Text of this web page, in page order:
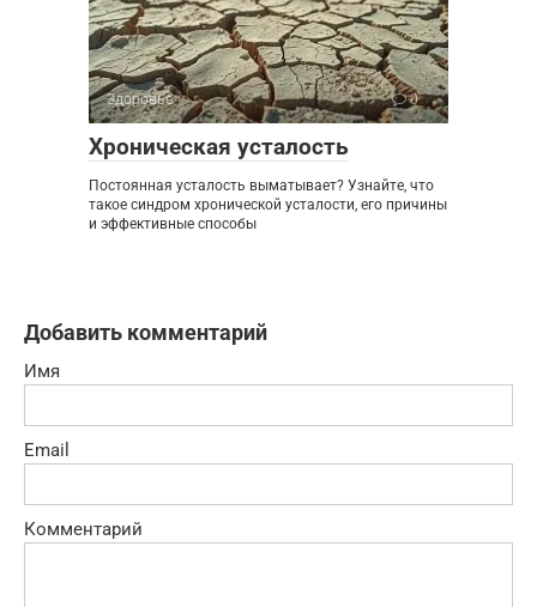
Здоровье 0
Хроническая усталость
Постоянная усталость выматывает? Узнайте, что
такое синдром хронической усталости, его причины
и эффективные способы
Добавить комментарий
Имя
Email
Комментарий